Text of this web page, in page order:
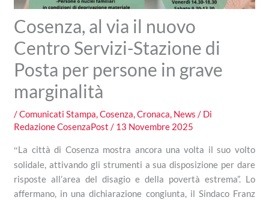
Cosenza, al via il nuovo
Centro Servizi-Stazione di
Posta per persone in grave
marginalità
/Comunicati Stampa,Cosenza,Cronaca, News / Di
Redazione CosenzaPost/ 13 Novembre 2025
“La città di Cosenza mostra ancora una volta il suo volto
solidale, attivando gli strumenti a sua disposizione per dare
risposte all’area del disagio e della povertà estrema”. Lo
affermano, in una dichiarazione congiunta, il Sindaco Franz